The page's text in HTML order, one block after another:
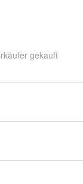
gekauft